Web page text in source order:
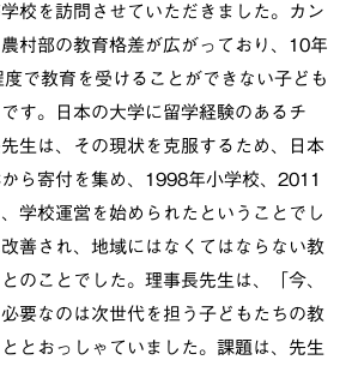
校を訪問させていただきました。カン
村部の教育格差が広がっており、10年
で教育を受けることができない子ども
す。日本の大学に留学経験のあるチ
生は、その現状を克服するため、日本
ら寄付を集め、1998年小学校、2011
学校運営を始められたということでし
善され、地域にはなくてはならない教
のことでした。理事長先生は、「今、
要なのは次世代を担う子どもたちの教
とおっしゃていました。課題は、先生